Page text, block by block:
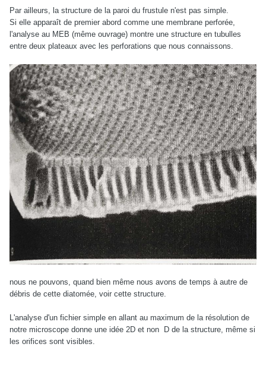
Par ailleurs, la structure de la paroi du frustule n'est pas simple.
Si elle apparaît de premier abord comme une membrane perforée,
l'analyse au MEB (même ouvrage) montre une structure en tubulles
entre deux plateaux avec les perforations que nous connaissons.
nous ne pouvons, quand bien même nous avons de temps à autre de
débris de cette diatomée, voir cette structure.
L'analyse d'un fichier simple en allant au maximum de la résolution de
notre microscope donne une idée 2D et non D de la structure, même si
les orifices sont visibles.